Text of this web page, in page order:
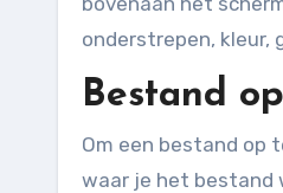
onderstrepen, kleur,
Bestand
Om een bestand op
waar je het bestand